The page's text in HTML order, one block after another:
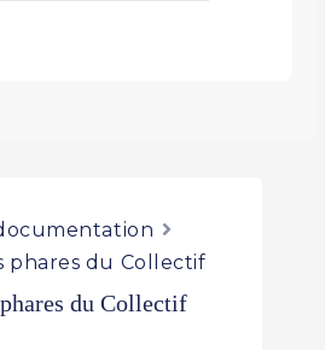
phares du Collectif
du Collectif